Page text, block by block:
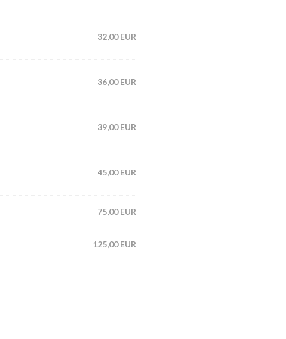
32,00 EUR
36,00 EUR
39,00 EUR
45,00 EUR
75,00 EUR
125,00 EUR